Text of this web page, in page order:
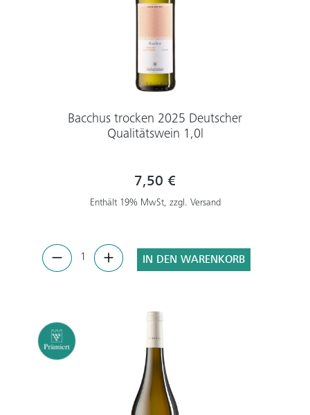
Bacchus trocken 2025 Deutscher
Qualitätswein 1,0l
7,50 €
Enthält 19% MwSt, zzgl. Versand
IN DEN WARENKORB